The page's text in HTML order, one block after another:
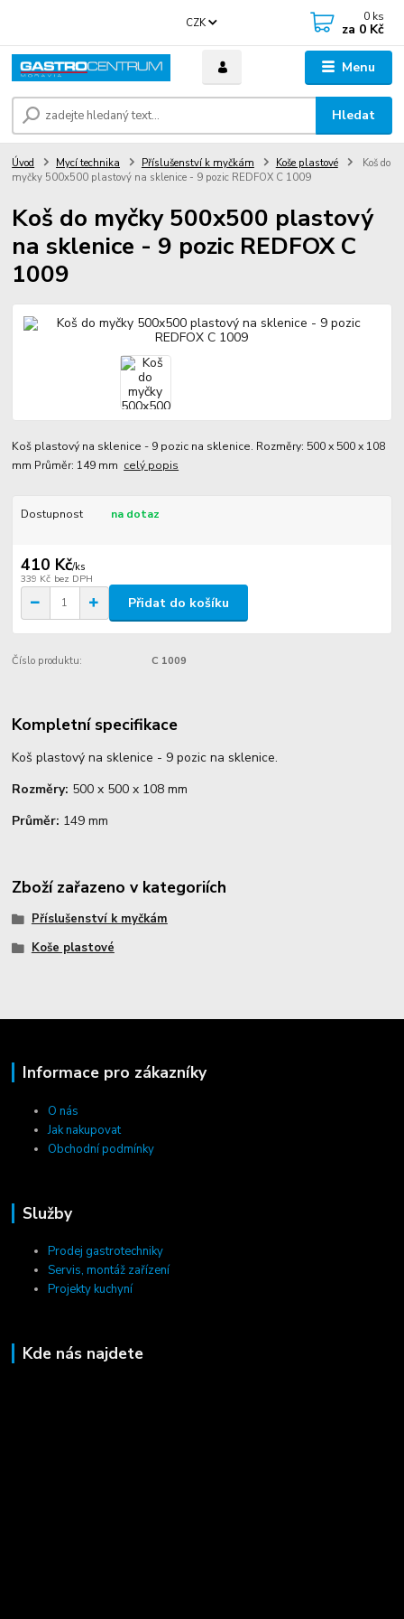
Menu
CZK
Hledat
0 ks
za 0 Kč
Úvod Mycí technika Příslušenství k myčkám Koše plastové
Koš do
myčky 500x500 plastový na sklenice - 9 pozic REDFOX C 1009
Koš do myčky 500x500 plastový
na sklenice - 9 pozic REDFOX C
1009
Koš plastový na sklenice - 9 pozic na sklenice. Rozměry: 500 x 500 x 108
mm Průměr: 149 mm celý popis
Dostupnost na dotaz
410 Kč/ks
339 Kč bez DPH
Přidat do košíku
Číslo produktu: C 1009
Kompletní specifikace
Koš plastový na sklenice - 9 pozic na sklenice.
Rozměry: 500 x 500 x 108 mm
Průměr: 149 mm
Zboží zařazeno v kategoriích
Příslušenství k myčkám
Koše plastové
Informace pro zákazníky
O nás
Jak nakupovat
Obchodní podmínky
Služby
Prodej gastrotechniky
Servis, montáž zařízení
Projekty kuchyní
Kde nás najdete